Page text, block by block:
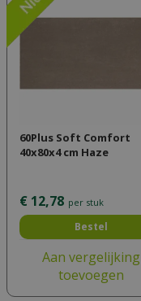
60Plus Soft Comfort
40x80x4 cm Haze
€ 12,78 per stuk
Bestel
Aan vergelijking
toevoegen